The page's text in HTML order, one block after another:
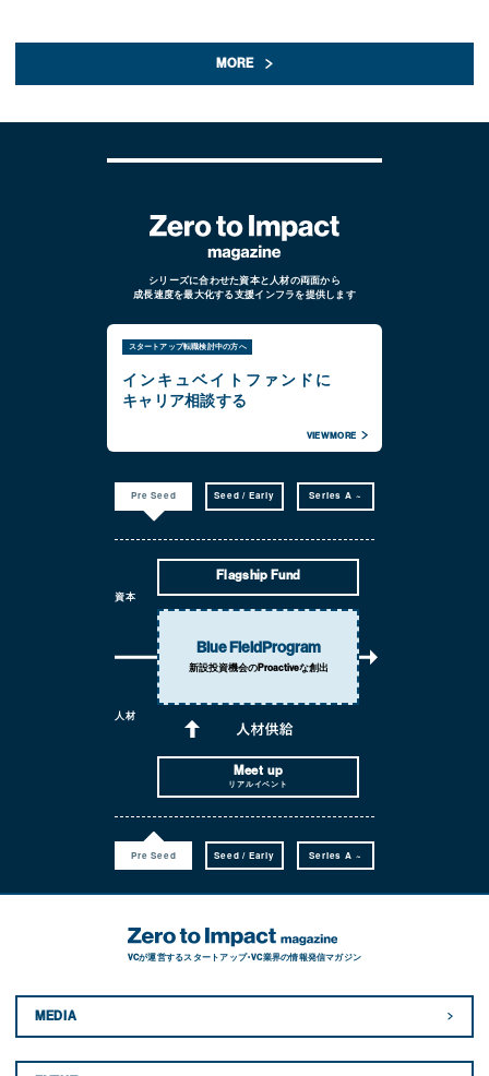
MORE
シリーズに合わせた資本と人材の両面から
成長速度を最大化する支援インフラを提供します
スタートアップ転職検討中の方へ
インキュベイトファンドに
キャリア相談する
VIEW MORE
資本
人材
Pre Seed Seed / Early Series A ~
Flagship Fund
Blue FieldProgram
新設投資機会のProactiveな創出
Meet up
リアルイベント
Pre Seed Seed / Early Series A ~
VCが運営するスタートアップ・VC業界の情報発信マガジン
MEDIA